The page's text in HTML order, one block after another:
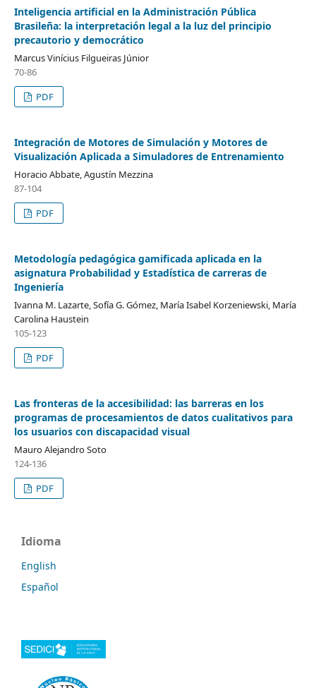
Inteligencia artificial en la Administración Pública
Brasileña: la interpretación legal a la luz del principio
precautorio y democrático
Marcus Vinícius Filgueiras Júnior
70-86
PDF
Integración de Motores de Simulación y Motores de
Visualización Aplicada a Simuladores de Entrenamiento
Horacio Abbate, Agustín Mezzina
87-104
PDF
Metodología pedagógica gamificada aplicada en la
asignatura Probabilidad y Estadística de carreras de
Ingeniería
Ivanna M. Lazarte, Sofía G. Gómez, María Isabel Korzeniewski, María
Carolina Haustein
105-123
PDF
Las fronteras de la accesibilidad: las barreras en los
programas de procesamientos de datos cualitativos para
los usuarios con discapacidad visual
Mauro Alejandro Soto
124-136
PDF
Idioma
English
Español